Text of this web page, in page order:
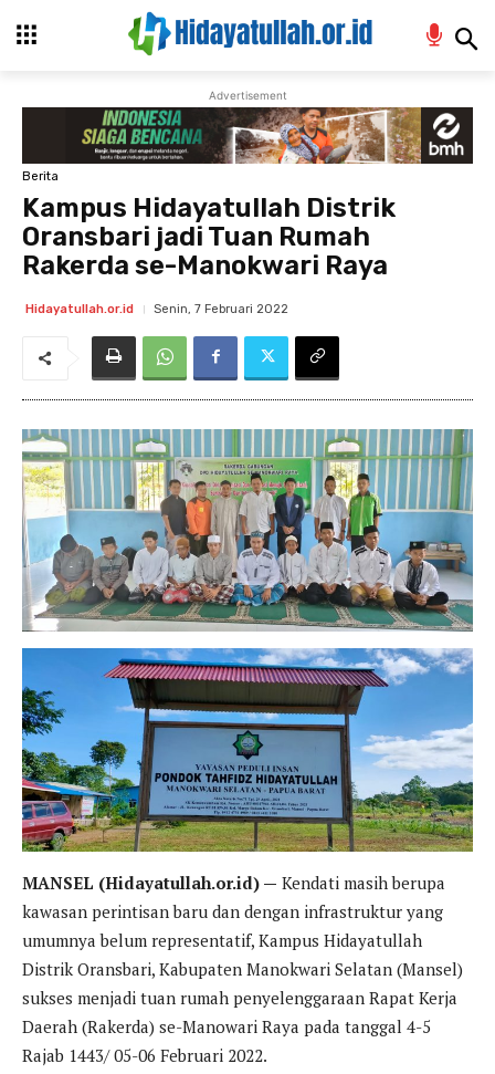
Advertisement
Berita
Kampus Hidayatullah Distrik
Oransbari jadi Tuan Rumah
Rakerda se-Manokwari Raya
Hidayatullah.or.id Senin, 7 Februari 2022
MANSEL (Hidayatullah.or.id) — Kendati masih berupa
kawasan perintisan baru dan dengan infrastruktur yang
umumnya belum representatif, Kampus Hidayatullah
Distrik Oransbari, Kabupaten Manokwari Selatan (Mansel)
sukses menjadi tuan rumah penyelenggaraan Rapat Kerja
Daerah (Rakerda) se-Manowari Raya pada tanggal 4-5
Rajab 1443/ 05-06 Februari 2022.